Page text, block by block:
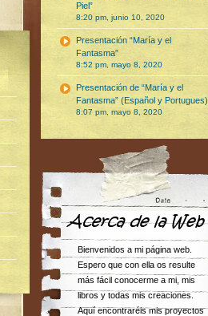
Piel”
8:20 pm, junio 10, 2020
Presentación “María y el
Fantasma”
8:52 pm, mayo 8, 2020
Presentación de “María y el
Fantasma” (Español y Portugues)
8:07 pm, mayo 8, 2020
Bienvenidos a mi página web.
Espero que con ella os resulte
más fácil conocerme a mi, mis
libros y todas mis creaciones.
Aquí encontraréis mis proyectos